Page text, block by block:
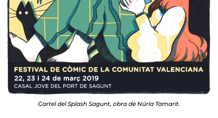
Cartel del Splash Sagunt, obra de Núria Tamarit.